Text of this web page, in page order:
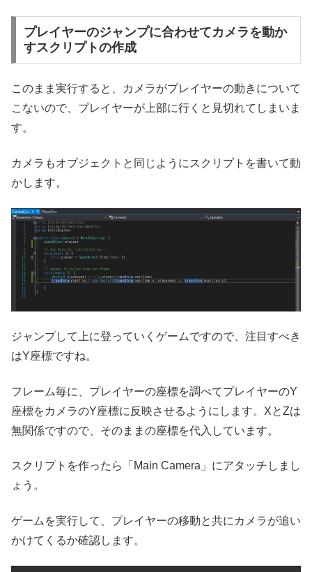
プレイヤーのジャンプに合わせてカメラを動か
すスクリプトの作成
このまま実行すると、カメラがプレイヤーの動きについて
こないので、プレイヤーが上部に行くと見切れてしまいま
す。
カメラもオブジェクトと同じようにスクリプトを書いて動
かします。
ジャンプして上に登っていくゲームですので、注目すべき
はY座標ですね。
フレーム毎に、プレイヤーの座標を調べてプレイヤーのY
座標をカメラのY座標に反映させるようにします。XとZは
無関係ですので、そのままの座標を代入しています。
スクリプトを作ったら「Main Camera」にアタッチしまし
ょう。
ゲームを実行して、プレイヤーの移動と共にカメラが追い
かけてくるか確認します。